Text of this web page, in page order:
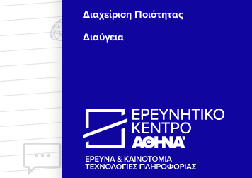
Διαχείριση Ποιότητας
Διαύγεια